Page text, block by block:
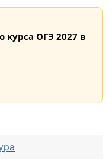
курса ОГЭ 2027 в